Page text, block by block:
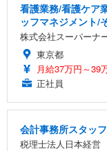
看護業務/看護ケア
ッフマネジメント/
株式会社スーパーナ
東京都
月給37万円～39
正社員
会計事務所スタッ
税理士法人日本経営